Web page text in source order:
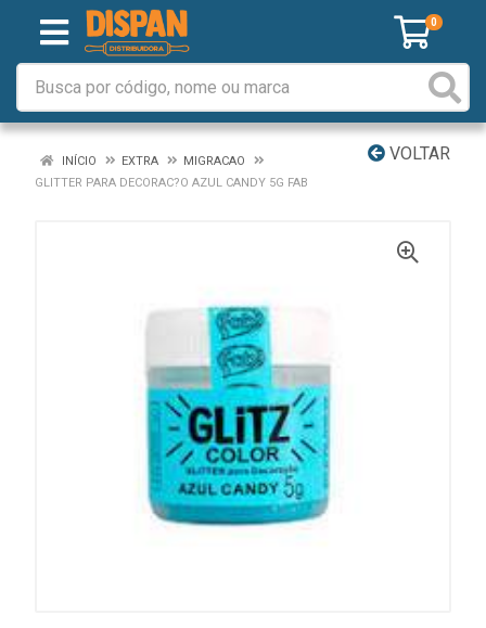
0
VOLTAR
INÍCIO EXTRA
MIGRACAO
GLITTER PARA DECORAC?O AZUL CANDY 5G FAB